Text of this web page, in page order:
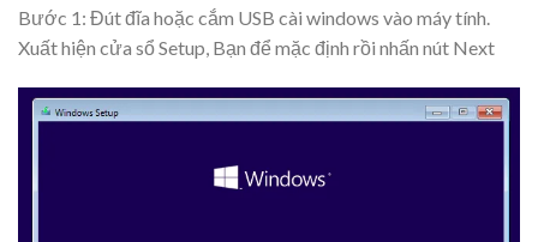
Bước 1: Đút đĩa hoặc cắm USB cài windows vào máy tính.
Xuất hiện cửa sổ Setup, Bạn để mặc định rồi nhấn nút Next